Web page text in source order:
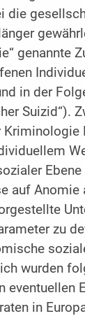
die
genannte
in der
Suizid“).
Kriminologie
auf Anomie
zu
wurden
eventuellen
in